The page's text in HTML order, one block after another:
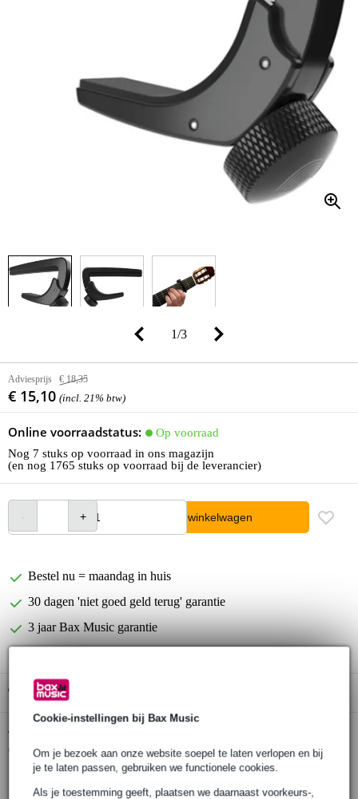
Cookie-instellingen bij Bax Music
Om je bezoek aan onze website soepel te laten verlopen en bij
je te laten passen, gebruiken we functionele cookies.
Als je toestemming geeft, plaatsen we daarnaast voorkeurs-,
1/3
Adviesprijs € 18,35
€ 15,10 (incl. 21% btw)
Online voorraadstatus:
Op voorraad
Nog 7 stuks op voorraad in ons magazijn
(en nog 1765 stuks op voorraad bij de leverancier)
In winkelwagen
Bestel nu = maandag in huis
30 dagen 'niet goed geld terug' garantie
3 jaar Bax Music garantie
Gratis ophalen in de winkel
Twijfel je of de
capo voor klassieke gitaarbij je past? Doe de check.
Start de check